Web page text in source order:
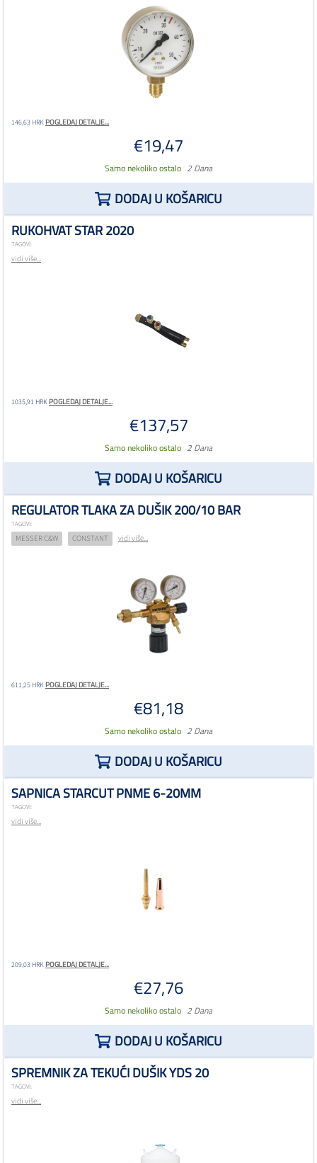
146,63 HRKPOGLEDAJ DETALJE...
€19,47
Samo nekoliko ostalo 2 Dana
DODAJ U KOŠARICU
RUKOHVAT STAR 2020
TAGOVI:
vidi više...
1035,91 HRKPOGLEDAJ DETALJE...
€137,57
Samo nekoliko ostalo 2 Dana
DODAJ U KOŠARICU
REGULATOR TLAKA ZA DUŠIK 200/10 BAR
TAGOVI:
MESSER C&W CONSTANT vidi više...
611,25 HRKPOGLEDAJ DETALJE...
€81,18
Samo nekoliko ostalo 2 Dana
DODAJ U KOŠARICU
SAPNICA STARCUT PNME 6-20MM
TAGOVI:
vidi više...
209,03 HRKPOGLEDAJ DETALJE...
€27,76
Samo nekoliko ostalo 2 Dana
DODAJ U KOŠARICU
SPREMNIK ZA TEKUĆI DUŠIK YDS 20
TAGOVI:
vidi više...